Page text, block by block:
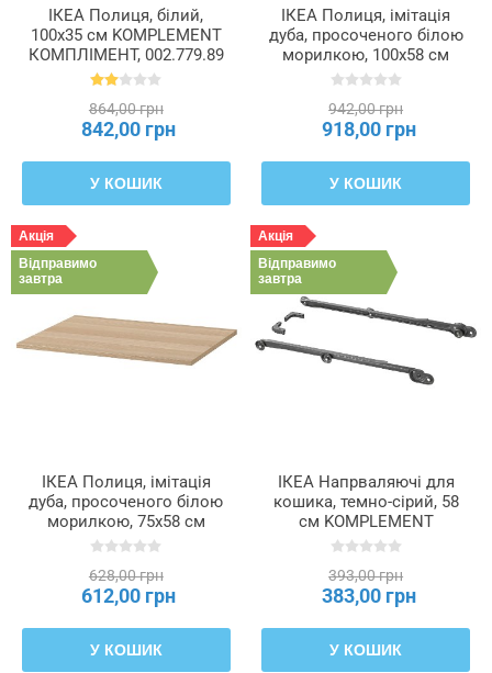
ІКЕА Полиця, білий,
100x35 см KOMPLEMENT
КОМПЛІМЕНТ, 002.779.89
864,00 грн
842,00 грн
У КОШИК
ІКЕА Полиця, імітація
дуба, просоченого білою
морилкою, 100x58 см
KOMPLEMENT
942,00 грн
918,00 грн
У КОШИК
Акція
Відправимо
завтра
ІКЕА Полиця, імітація
дуба, просоченого білою
морилкою, 75x58 см
KOMPLEMENT
628,00 грн
612,00 грн
У КОШИК
Акція
Відправимо
завтра
ІКЕА Напрваляючі для
кошика, темно-сірий, 58
см KOMPLEMENT
КОМПЛІМЕНТ, 102.632.32
393,00 грн
383,00 грн
У КОШИК